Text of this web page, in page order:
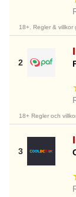
18+. Regler & villkor
18+ Regler och